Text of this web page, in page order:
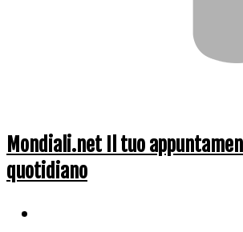
Mondiali.net Il tuo
quotidiano